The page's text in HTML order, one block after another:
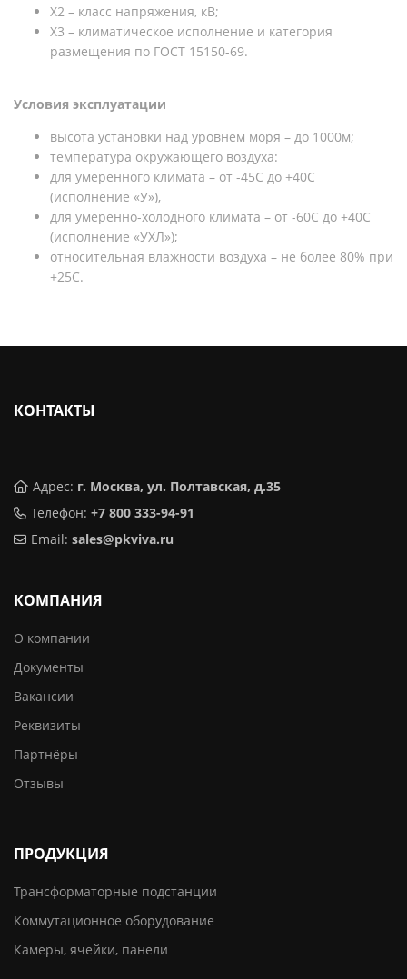
X2 – класс напряжения, кВ;
X3 – климатическое исполнение и категория
размещения по ГОСТ 15150-69.
Условия эксплуатации
высота установки над уровнем моря – до 1000м;
температура окружающего воздуха:
для умеренного климата – от -45С до +40С
(исполнение «У»),
для умеренно-холодного климата – от -60С до +40С
(исполнение «УХЛ»);
относительная влажности воздуха – не более 80% при
+25С.
КОНТАКТЫ
Адрес: г. Москва, ул. Полтавская, д.35
Телефон: +7 800 333-94-91
Email: sales@pkviva.ru
КОМПАНИЯ
О компании
Документы
Вакансии
Реквизиты
Партнёры
Отзывы
ПРОДУКЦИЯ
Трансформаторные подстанции
Коммутационное оборудование
Камеры, ячейки, панели